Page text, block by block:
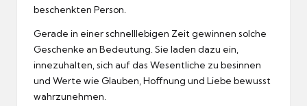
beschenkten Person.
Gerade in einer schnelllebigen Zeit gewinnen solche
Geschenke an Bedeutung. Sie laden dazu ein,
innezuhalten, sich auf das Wesentliche zu besinnen
und Werte wie Glauben, Hoffnung und Liebe bewusst
wahrzunehmen.